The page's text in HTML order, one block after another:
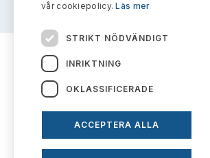
vår cookiepolicy.Läs mer
STRIKT NÖDVÄNDIGT
INRIKTNING
OKLASSIFICERADE
ACCEPTERA ALLA